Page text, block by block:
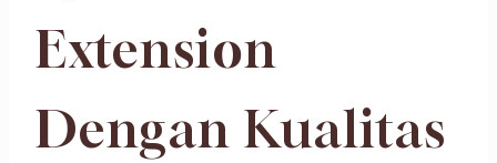
Extension
Dengan Kualitas